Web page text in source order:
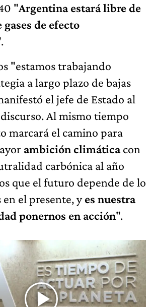
"Argentina estará libre de
de efecto
"estamos trabajando
a largo plazo de bajas
el jefe de Estado al
Al mismo tiempo
marcará el camino para
ambición climáticacon
carbónica al año
que el futuro depende de lo
en el presente, yes nuestra
ponernos en acción".